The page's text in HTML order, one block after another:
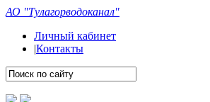
АО "Тулагорводоканал"
Личный кабинет
|Контакты